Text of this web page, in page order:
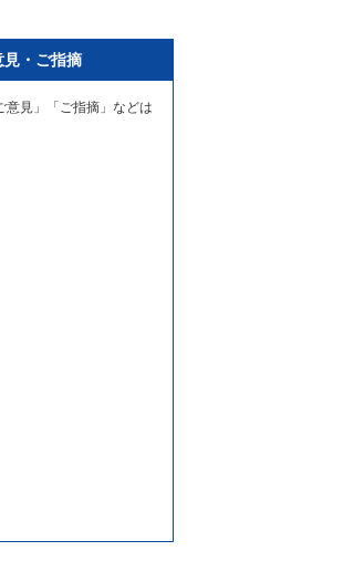
見・ご指摘
意見」「ご指摘」などは